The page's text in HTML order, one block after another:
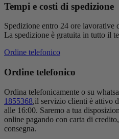
Tempi e costi di spedizione
Spedizione entro 24 ore lavorative
La spedizione è gratuita in tutto il
Ordine telefonico
Ordine telefonico
Ordina telefonicamente o su
1855368,il servizio clienti è attivo
alle 16:00. Saremo a tua
online pagando con carta di
consegna.